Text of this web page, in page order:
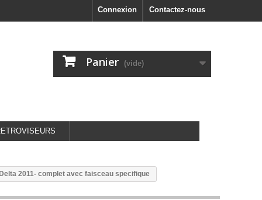
Contactez-nous
Connexion
Panier (vide)
2011- complet avec faisceau specifique